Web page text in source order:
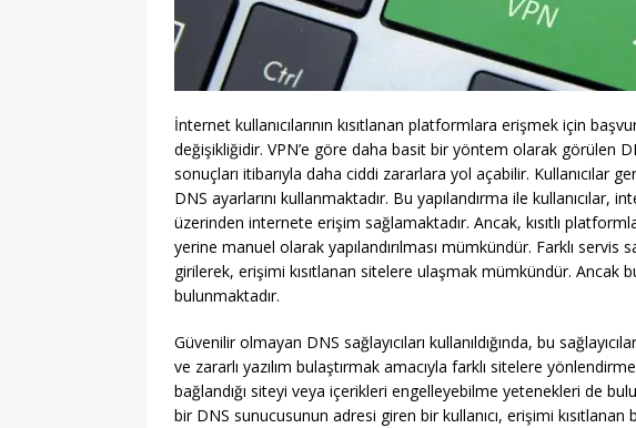
İnternet kullanıcılarının kısıtlanan platformlara erişmek için
değişikliğidir. VPN’e göre daha basit bir yöntem olarak görülen
sonuçları itibarıyla daha ciddi zararlara yol açabilir. Kullanıcılar
DNS ayarlarını kullanmaktadır. Bu yapılandırma ile kullanıcılar,
üzerinden internete erişim sağlamaktadır. Ancak, kısıtlı
yerine manuel olarak yapılandırılması mümkündür. Farklı servis
girilerek, erişimi kısıtlanan sitelere ulaşmak mümkündür. Ancak
bulunmaktadır.
Güvenilir olmayan DNS sağlayıcıları kullanıldığında, bu
ve zararlı yazılım bulaştırmak amacıyla farklı sitelere
bağlandığı siteyi veya içerikleri engelleyebilme yetenekleri de
bir DNS sunucusunun adresi giren bir kullanıcı, erişimi